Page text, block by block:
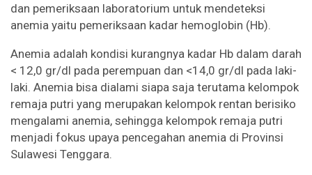
dan pemeriksaan laboratorium untuk mendeteksi
anemia yaitu pemeriksaan kadar hemoglobin (Hb).
Anemia adalah kondisi kurangnya kadar Hb dalam darah
< 12,0 gr/dl pada perempuan dan <14,0 gr/dl pada laki-
laki. Anemia bisa dialami siapa saja terutama kelompok
remaja putri yang merupakan kelompok rentan berisiko
mengalami anemia, sehingga kelompok remaja putri
menjadi fokus upaya pencegahan anemia di Provinsi
Sulawesi Tenggara.